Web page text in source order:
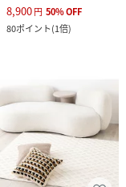
8,900円 50%OFF
80ポイント(1倍)